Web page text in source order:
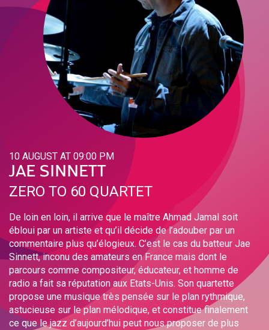
10 AUGUST AT 09:00 PM
JAE SINNETT
ZERO TO 60 QUARTET
De loin en loin, il arrive que le maître Ahmad Jamal soit
ébloui par un artiste et qu’il décide de l’adouber par un
commentaire plus qu’élogieux. C’est le cas du batteur Jae
Sinnett, inconu des amateurs en France mais dont le
parcours comme compositeur, éducateur, et homme de
radio a fait sa réputation aux Etats-Unis. Son quartette
propose une musique très pensée sur le plan rythmique,
astucieuse sur le plan mélodique, et constitue finalement
ce que le jazz d’aujourd’hui peut nous proposer de plus